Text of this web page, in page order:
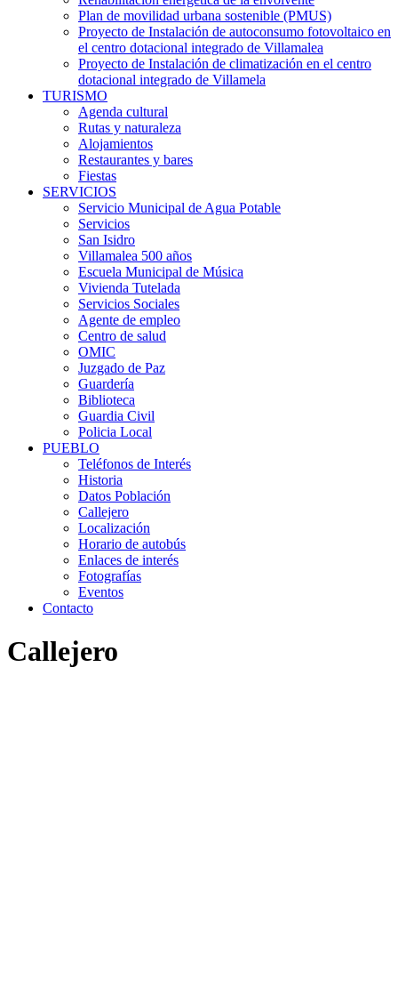
Plan de movilidad urbana sostenible (PMUS)
Proyecto de Instalación de autoconsumo fotovoltaico en
el centro dotacional integrado de Villamalea
Proyecto de Instalación de climatización en el centro
dotacional integrado de Villamela
TURISMO
Agenda cultural
Rutas y naturaleza
Alojamientos
Restaurantes y bares
Fiestas
SERVICIOS
Servicio Municipal de Agua Potable
Servicios
San Isidro
Villamalea 500 años
Escuela Municipal de Música
Vivienda Tutelada
Servicios Sociales
Agente de empleo
Centro de salud
OMIC
Juzgado de Paz
Guardería
Biblioteca
Guardia Civil
Policia Local
PUEBLO
Teléfonos de Interés
Historia
Datos Población
Callejero
Localización
Horario de autobús
Enlaces de interés
Fotografías
Eventos
Contacto
Callejero